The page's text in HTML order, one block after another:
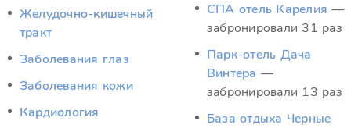
Желудочно-кишечный
тракт
Заболевания глаз
Заболевания кожи
Кардиология
СПА отель Карелия —
забронировали 31 раз
Парк-отель Дача
Винтера —
забронировали 13 раз
База отдыха Черные